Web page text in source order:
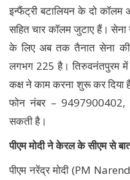
इन्फैंट्री बटालियन के दो
सहित चार कॉलम जुटाए हैं।
के लिए अब तक तैनात सेना की
लगभग 225 है। तिरुवनंतपुरम में
कक्ष ने काम करना शुरू कर
फोन नंबर – 9497900402,
सकती है।
पीएम मोदी ने केरल के सीएम से
पीएम नरेंद्र मोदी (PM